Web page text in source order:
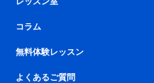
コラム
無料体験レッスン
よくあるご質問